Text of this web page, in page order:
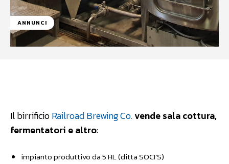
ANNUNCI
Il birrificioRailroad Brewing Co.vende sala cottura,
fermentatori e altro:
impianto produttivo da 5 HL (ditta SOCI’S)